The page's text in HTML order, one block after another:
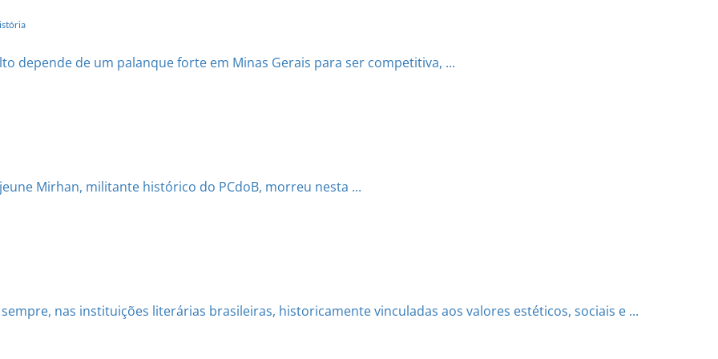
depende de um palanque forte em Minas Gerais para ser competitiva, ...
Mirhan, militante histórico do PCdoB, morreu nesta ...
nas instituições literárias brasileiras, historicamente vinculadas aos valores estéticos, sociais e ...